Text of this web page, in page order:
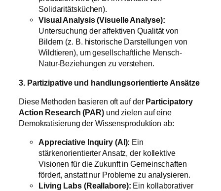
Solidaritätsküchen).
Visual Analysis (Visuelle Analyse):
Untersuchung der affektiven Qualität von
Bildern (z. B. historische Darstellungen von
Wildtieren), um gesellschaftliche Mensch-
Natur-Beziehungen zu verstehen.
3. Partizipative und handlungsorientierte Ansätze
Diese Methoden basieren oft auf der Participatory
Action Research (PAR)und zielen auf eine
Demokratisierung der Wissensproduktion ab:
Appreciative Inquiry (AI): Ein
stärkenorientierter Ansatz, der kollektive
Visionen für die Zukunft in Gemeinschaften
fördert, anstatt nur Probleme zu analysieren.
Living Labs (Reallabore): Ein kollaborativer